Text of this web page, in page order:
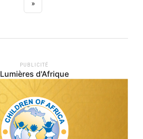
»
PUBLICITÉ
Lumières d'Afrique